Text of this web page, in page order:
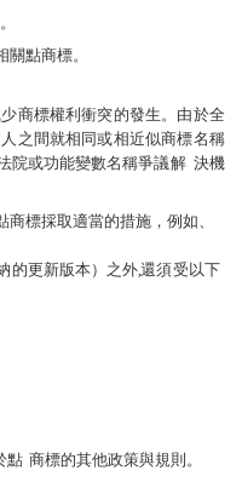
關點商標。
商標權利衝突的發生。 由於全
之間就相同或相近似商標名稱
院或功能變數名稱爭議解 決機
商標採取適當的措施，例如、
的更新版本）之外,還須受以下
點 商標的其他政策與規則。